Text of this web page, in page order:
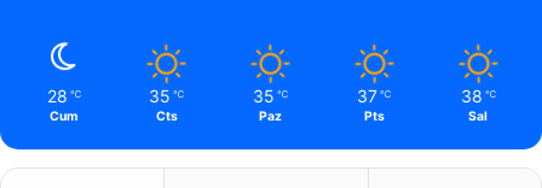
28 ℃
Cum
35 ℃
Cts
35 ℃
Paz
37 ℃
Pts
38 ℃
Sal